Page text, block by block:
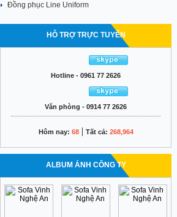
Đồng phục Line Uniform
HỖ TRỢ TRỰC TUYẾN
Hotline - 0961 77 2626
Văn phòng - 0914 77 2626
Hôm nay: 68| Tất cả: 268,964
ALBUM ẢNH CÔNG TY